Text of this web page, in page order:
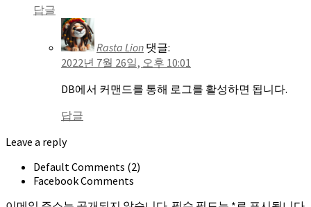
답글
Rasta Lion 댓글:
2022년 7월 26일, 오후 10:01
DB에서 커맨드를 통해 로그를 활성하면 됩니다.
답글
Leave a reply
Default Comments (2)
Facebook Comments